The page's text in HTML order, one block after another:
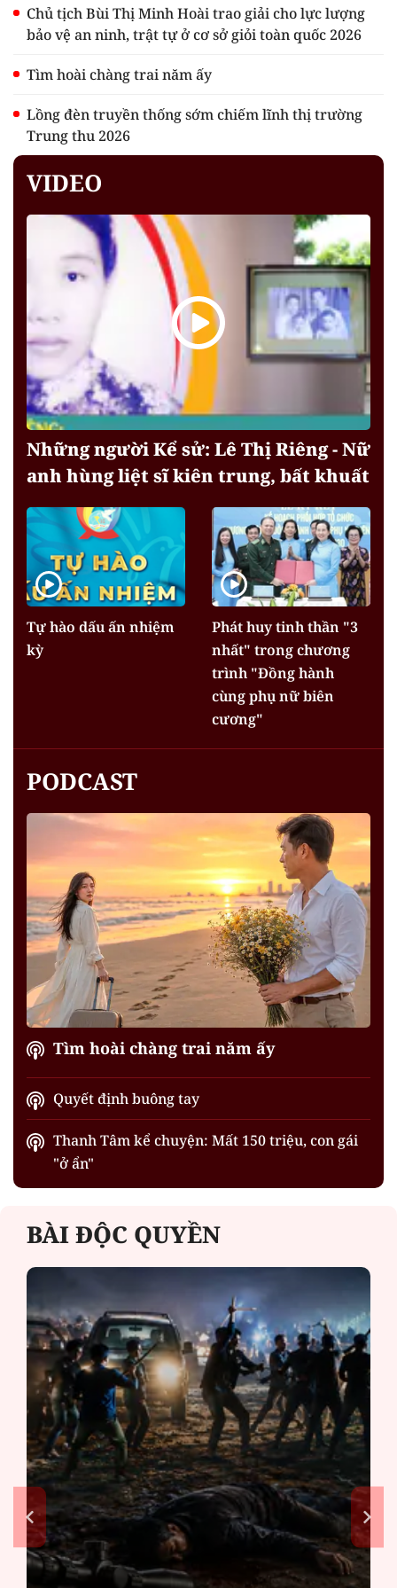
Chủ tịch Bùi Thị Minh Hoài trao giải cho lực lượng
bảo vệ an ninh, trật tự ở cơ sở giỏi toàn quốc 2026
Tìm hoài chàng trai năm ấy
Lồng đèn truyền thống sớm chiếm lĩnh thị trường
Trung thu 2026
VIDEO
Những người Kể sử: Lê Thị Riêng - Nữ
anh hùng liệt sĩ kiên trung, bất khuất
Tự hào dấu ấn nhiệm
kỳ
Phát huy tinh thần "3
nhất" trong chương
trình "Đồng hành
cùng phụ nữ biên
cương"
PODCAST
Tìm hoài chàng trai năm ấy
Quyết định buông tay
Thanh Tâm kể chuyện: Mất 150 triệu, con gái
"ở ẩn"
BÀI ĐỘC QUYỀN